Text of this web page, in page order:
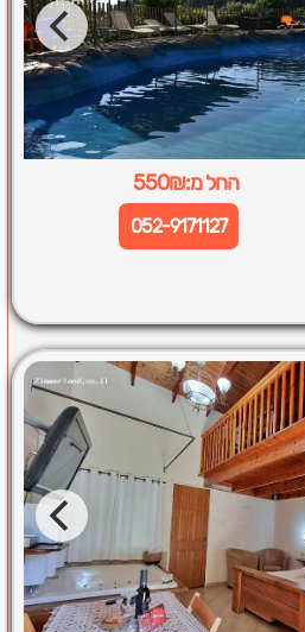
החל מ:550₪
052-9171127